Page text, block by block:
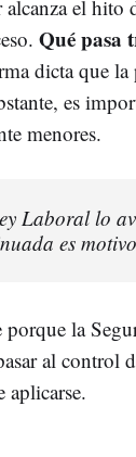
el hito
Qué pasa
dicta que
es
menores.
Laboral lo
es
la
al control
aplicarse.